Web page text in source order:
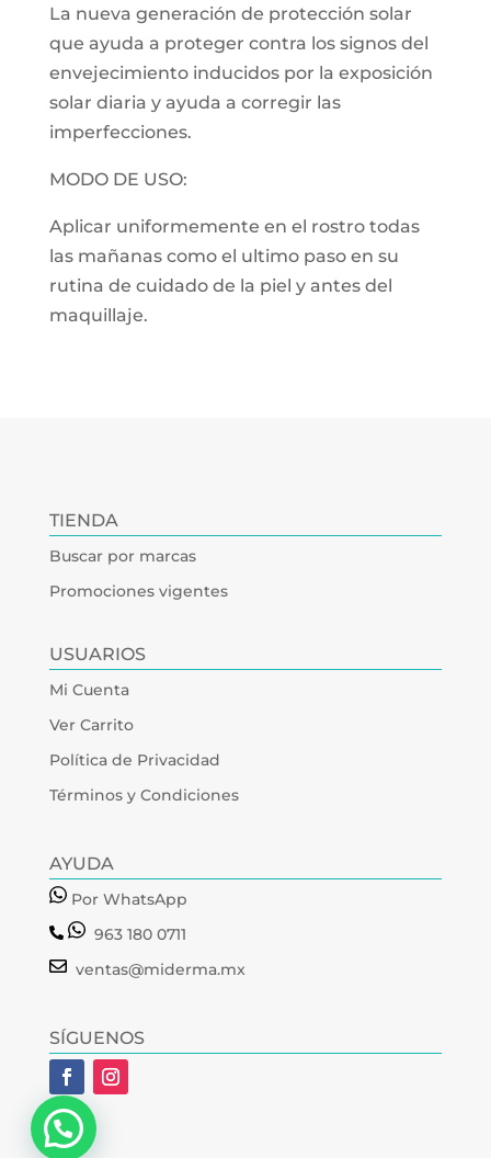
La nueva generación de protección solar
que ayuda a proteger contra los signos del
envejecimiento inducidos por la exposición
solar diaria y ayuda a corregir las
imperfecciones.
MODO DE USO:
Aplicar uniformemente en el rostro todas
las mañanas como el ultimo paso en su
rutina de cuidado de la piel y antes del
maquillaje.
TIENDA
Buscar por marcas
Promociones vigentes
USUARIOS
Mi Cuenta
Ver Carrito
Política de Privacidad
Términos y Condiciones
AYUDA
Por WhatsApp
963 180 0711
ventas@miderma.mx
SÍGUENOS